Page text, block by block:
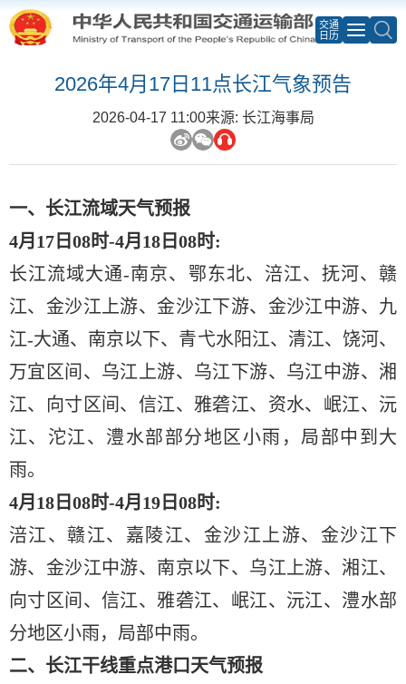
交通
日历
2026年4月17日11点长江气象预告
2026-04-17 11:00来源: 长江海事局
一、长江流域天气预报
4月17日08时-4月18日08时:
长江流域大通-南京、鄂东北、涪江、抚河、赣
江、金沙江上游、金沙江下游、金沙江中游、九
江-大通、南京以下、青弋水阳江、清江、饶河、
万宜区间、乌江上游、乌江下游、乌江中游、湘
江、向寸区间、信江、雅砻江、资水、岷江、沅
江、沱江、澧水部部分地区小雨，局部中到大
雨。
4月18日08时-4月19日08时:
涪江、赣江、嘉陵江、金沙江上游、金沙江下
游、金沙江中游、南京以下、乌江上游、湘江、
向寸区间、信江、雅砻江、岷江、沅江、澧水部
分地区小雨，局部中雨。
二、长江干线重点港口天气预报